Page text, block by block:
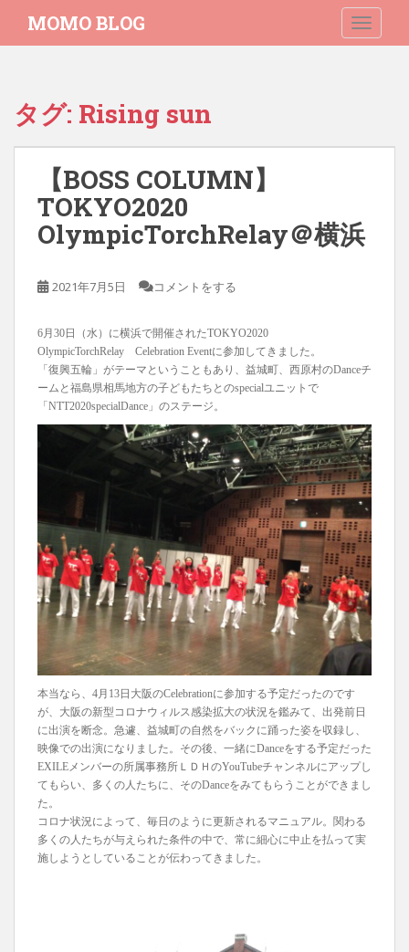
i
MOMO BLOG
タグ: Rising sun
【BOSS COLUMN】
TOKYO2020
OlympicTorchRelay＠横浜
2021年7月5日 コメントをする
6月30日（水）に横浜で開催されたTOKYO2020
OlympicTorchRelay Celebration Eventに参加してきました。
「復興五輪」がテーマということもあり、益城町、西原村のDanceチ
ームと福島県相馬地方の子どもたちとのspecialユニットで
「NTT2020specialDance」のステージ。
本当なら、4月13日大阪のCelebrationに参加する予定だったのです
が、大阪の新型コロナウィルス感染拡大の状況を鑑みて、出発前日
に出演を断念。急遽、益城町の自然をバックに踊った姿を収録し、
映像での出演になりました。その後、一緒にDanceをする予定だった
EXILEメンバーの所属事務所ＬＤＨのYouTubeチャンネルにアップし
てもらい、多くの人たちに、そのDanceをみてもらうことができまし
た。
コロナ状況によって、毎日のように更新されるマニュアル。関わる
多くの人たちが与えられた条件の中で、常に細心に中止を払って実
施しようとしていることが伝わってきました。